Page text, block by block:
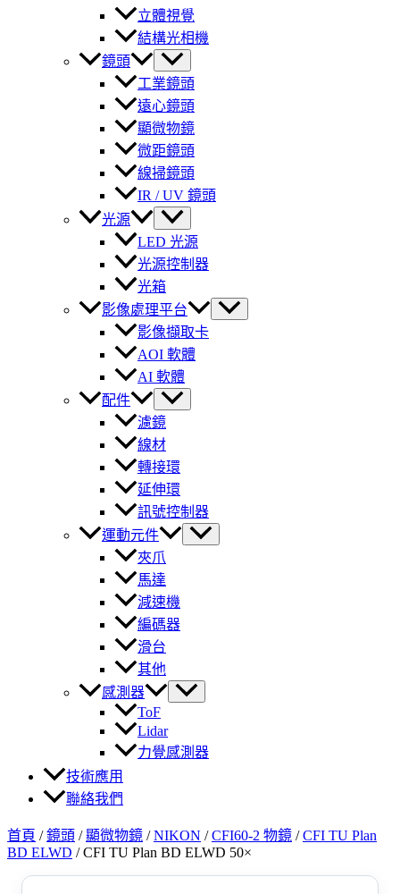
立體視覺
結構光相機
鏡頭
工業鏡頭
遠心鏡頭
顯微物鏡
微距鏡頭
線掃鏡頭
IR / UV 鏡頭
光源
LED 光源
光源控制器
光箱
影像處理平台
影像擷取卡
AOI 軟體
AI 軟體
配件
濾鏡
線材
轉接環
延伸環
訊號控制器
運動元件
夾爪
馬達
減速機
編碼器
滑台
其他
感測器
ToF
Lidar
力覺感測器
技術應用
聯絡我們
首頁 /鏡頭 /顯微物鏡 /NIKON /CFI60-2 物鏡 /CFI TU Plan
BD ELWD /CFI TU Plan BD ELWD 50×